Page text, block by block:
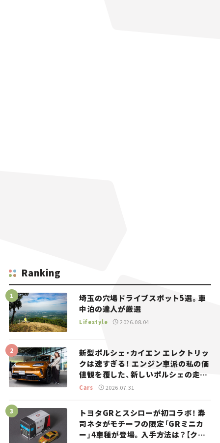
Ranking
埼玉の穴場ドライブスポット5選。車
中泊の達人が厳選
Lifestyle 2026.08.04
新型ポルシェ・カイエン エレクトリッ
クは速すぎる！ エンジン車派の私の価
値観を覆した、新しいポルシェの走
り。
Cars 2026.07.31
トヨタGRとスシローが初コラボ！ 寿
司ネタがモチーフの限定「GRミニカ
ー」4車種が登場。入手方法は？【クル